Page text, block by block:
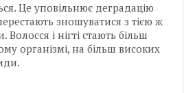
Це уповільнює деградацію
зношуватися з тією ж
і нігті стають більш
організмі, на більш високих